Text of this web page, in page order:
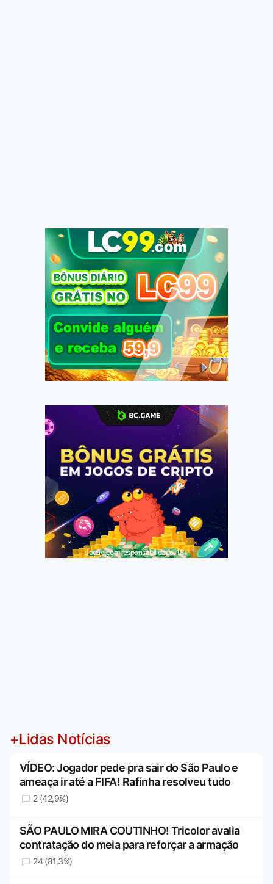
Jogue com responsabilidade. 18+
+Lidas Notícias
VÍDEO: Jogador pede pra sair do São Paulo e
ameaça ir até a FIFA! Rafinha resolveu tudo
2 (42,9%)
SÃO PAULO MIRA COUTINHO! Tricolor avalia
contratação do meia para reforçar a armação
24 (81,3%)